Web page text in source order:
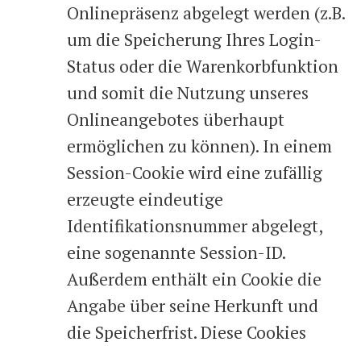
Onlinepräsenz abgelegt werden (z.B.
um die Speicherung Ihres Login-
Status oder die Warenkorbfunktion
und somit die Nutzung unseres
Onlineangebotes überhaupt
ermöglichen zu können). In einem
Session-Cookie wird eine zufällig
erzeugte eindeutige
Identifikationsnummer abgelegt,
eine sogenannte Session-ID.
Außerdem enthält ein Cookie die
Angabe über seine Herkunft und
die Speicherfrist. Diese Cookies